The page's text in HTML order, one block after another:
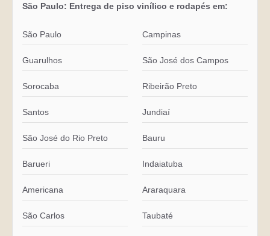
São Paulo: Entrega de piso vinílico e rodapés em:
São Paulo Campinas
Guarulhos São José dos Campos
Sorocaba Ribeirão Preto
Santos Jundiaí
São José do Rio Preto Bauru
Barueri Indaiatuba
Americana Araraquara
São Carlos Taubaté